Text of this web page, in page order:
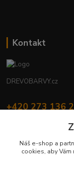
Kontakt
DREVOBARVY.cz
+420 273 136
Náš e-shop a
cookies, aby